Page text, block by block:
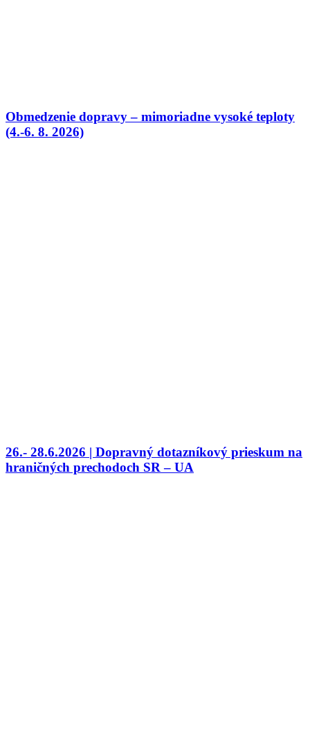
Obmedzenie dopravy – mimoriadne vysoké teploty
(4.-6. 8. 2026)
26.- 28.6.2026 | Dopravný dotazníkový prieskum na
hraničných prechodoch SR – UA